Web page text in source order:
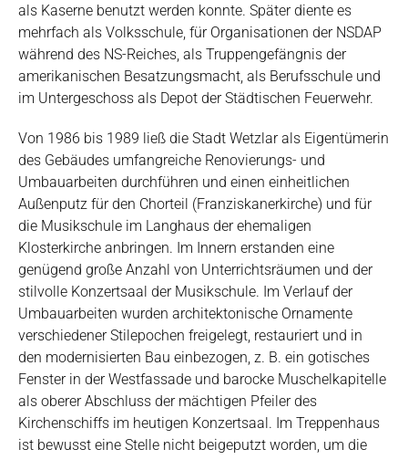
als Kaserne benutzt werden konnte. Später diente es
mehrfach als Volksschule, für Organisationen der NSDAP
während des NS-Reiches, als Truppengefängnis der
amerikanischen Besatzungsmacht, als Berufsschule und
im Untergeschoss als Depot der Städtischen Feuerwehr.
Von 1986 bis 1989 ließ die Stadt Wetzlar als Eigentümerin
des Gebäudes umfangreiche Renovierungs- und
Umbauarbeiten durchführen und einen einheitlichen
Außenputz für den Chorteil (Franziskanerkirche) und für
die Musikschule im Langhaus der ehemaligen
Klosterkirche anbringen. Im Innern erstanden eine
genügend große Anzahl von Unterrichtsräumen und der
stilvolle Konzertsaal der Musikschule. Im Verlauf der
Umbauarbeiten wurden architektonische Ornamente
verschiedener Stilepochen freigelegt, restauriert und in
den modernisierten Bau einbezogen, z. B. ein gotisches
Fenster in der Westfassade und barocke Muschelkapitelle
als oberer Abschluss der mächtigen Pfeiler des
Kirchenschiffs im heutigen Konzertsaal. Im Treppenhaus
ist bewusst eine Stelle nicht beigeputzt worden, um die